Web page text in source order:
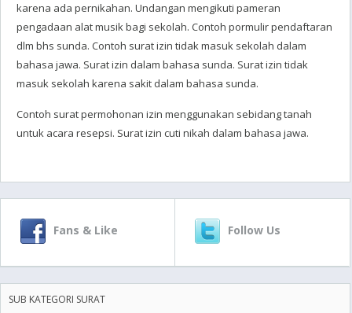
karena ada pernikahan. Undangan mengikuti pameran
pengadaan alat musik bagi sekolah. Contoh pormulir pendaftaran
dlm bhs sunda. Contoh surat izin tidak masuk sekolah dalam
bahasa jawa. Surat izin dalam bahasa sunda. Surat izin tidak
masuk sekolah karena sakit dalam bahasa sunda.
Contoh surat permohonan izin menggunakan sebidang tanah
untuk acara resepsi. Surat izin cuti nikah dalam bahasa jawa.
Fans & Like Follow Us
SUB KATEGORI SURAT